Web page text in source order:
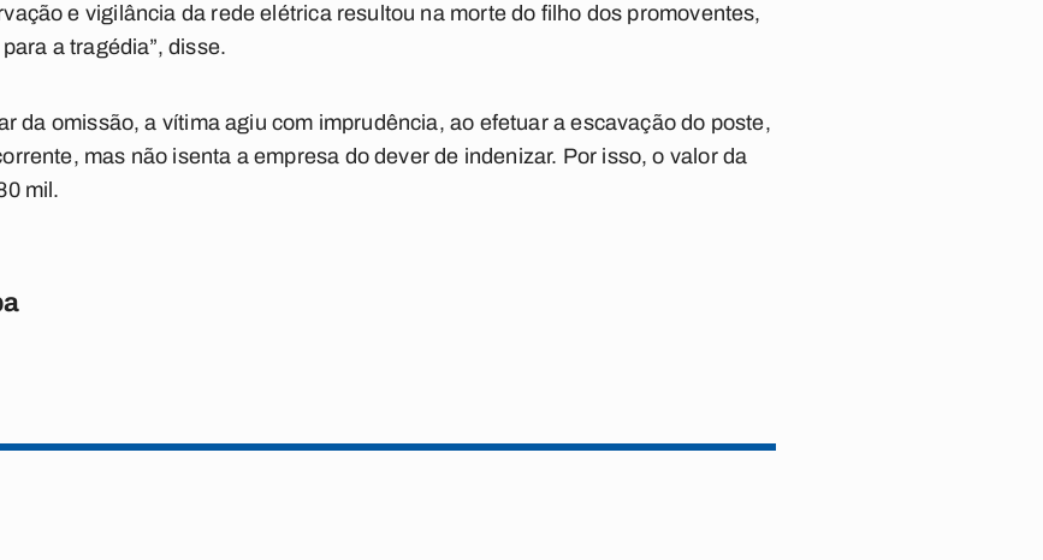
e vigilância da rede elétrica resultou na morte do filho dos promoventes,
a tragédia”, disse.
da omissão, a vítima agiu com imprudência, ao efetuar a escavação do poste,
mas não isenta a empresa do dever de indenizar. Por isso, o valor da
mil.